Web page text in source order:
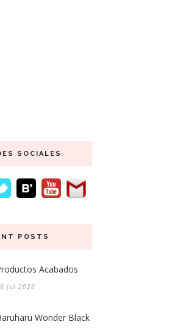
SOCIALES
POSTS
Acabados
Jul 2026
Wonder Black